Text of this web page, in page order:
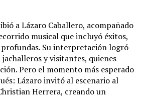
a Lázaro Caballero, acompañado
musical que incluyó éxitos,
Su interpretación logró
y visitantes, quienes
Pero el momento más esperado
Lázaro invitó al escenario al
Herrera, creando un